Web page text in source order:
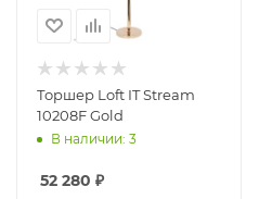
Торшер Loft IT Stream
10208F Gold
В наличии: 3
52 280 ₽